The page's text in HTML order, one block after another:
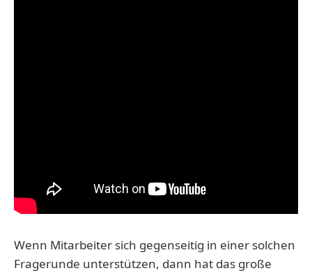
Wenn Mitarbeiter sich gegenseitig in einer solchen
Fragerunde unterstützen, dann hat das große